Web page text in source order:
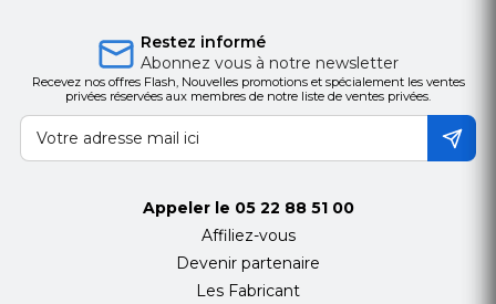
Restez informé
Abonnez vous à notre newsletter
Recevez nos offres Flash, Nouvelles promotions et spécialement les ventes
privées réservées aux membres de notre liste de ventes privées.
Appeler le 05 22 88 51 00
Affiliez-vous
Devenir partenaire
Les Fabricant